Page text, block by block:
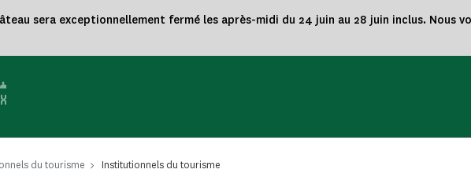
sera exceptionnellement fermé les après-midi du 24 juin au 28 juin inclus. Nous
du tourisme Institutionnels du tourisme